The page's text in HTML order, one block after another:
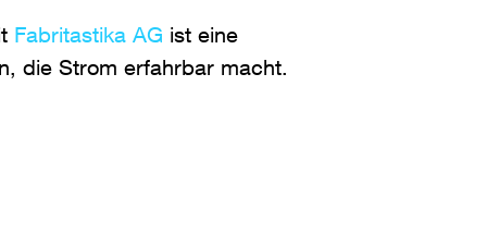
Fabritastika AG ist eine
die Strom erfahrbar macht.